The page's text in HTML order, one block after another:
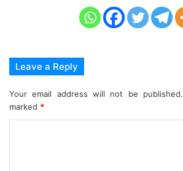
Leave a Reply
Your email address will not be published.
marked *